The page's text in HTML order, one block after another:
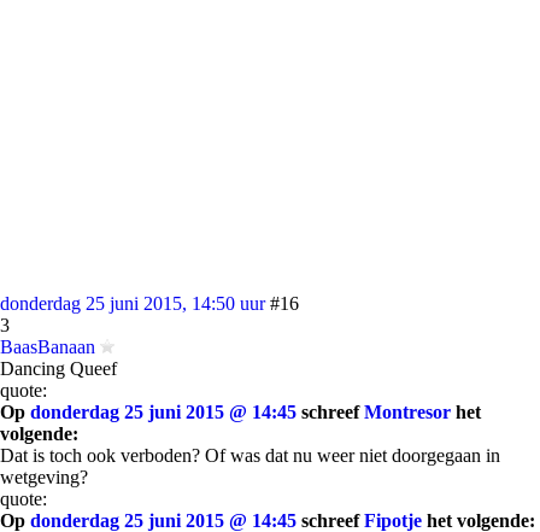
donderdag 25 juni 2015, 14:50 uur #16
3
BaasBanaan
Dancing Queef
quote:
Op donderdag 25 juni 2015 @ 14:45 schreefMontresor het
volgende:
Dat is toch ook verboden? Of was dat nu weer niet doorgegaan in
wetgeving?
quote:
Op donderdag 25 juni 2015 @ 14:45 schreefFipotje het volgende: